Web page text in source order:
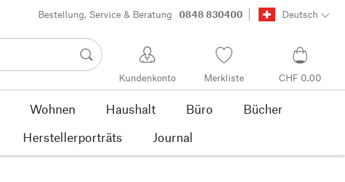
Bestellung, Service & Beratung 0848 830400 Deutsch
Kundenkonto Merkliste CHF 0.00
Wohnen Haushalt Büro
Bücher
Herstellerporträts Journal